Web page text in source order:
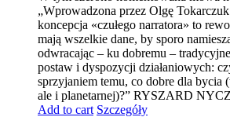
„Wprowadzona przez Olgę
koncepcja «czułego narratora» to
mają wszelkie dane, by sporo
odwracając – ku dobremu –
postaw i dyspozycji działaniowych:
sprzyjaniem temu, co dobre dla bycia
ale i planetarnej)?” RYSZARD NYCZ
Add to cart Szczegóły